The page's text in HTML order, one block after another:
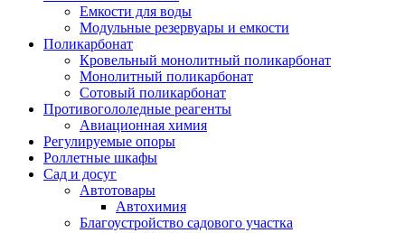
Емкости для воды
Модульные резервуары и емкости
Поликарбонат
Кровельный монолитный поликарбонат
Монолитный поликарбонат
Сотовый поликарбонат
Противогололедные реагенты
Авиационная химия
Регулируемые опоры
Роллетные шкафы
Сад и досуг
Автотовары
Автохимия
Благоустройство садового участка